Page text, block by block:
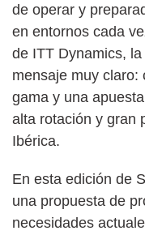
de operar y
en entornos cada
de ITT Dynamics,
mensaje muy claro:
gama y una
alta rotación y gran
Ibérica.
En esta edición de
una propuesta de
necesidades